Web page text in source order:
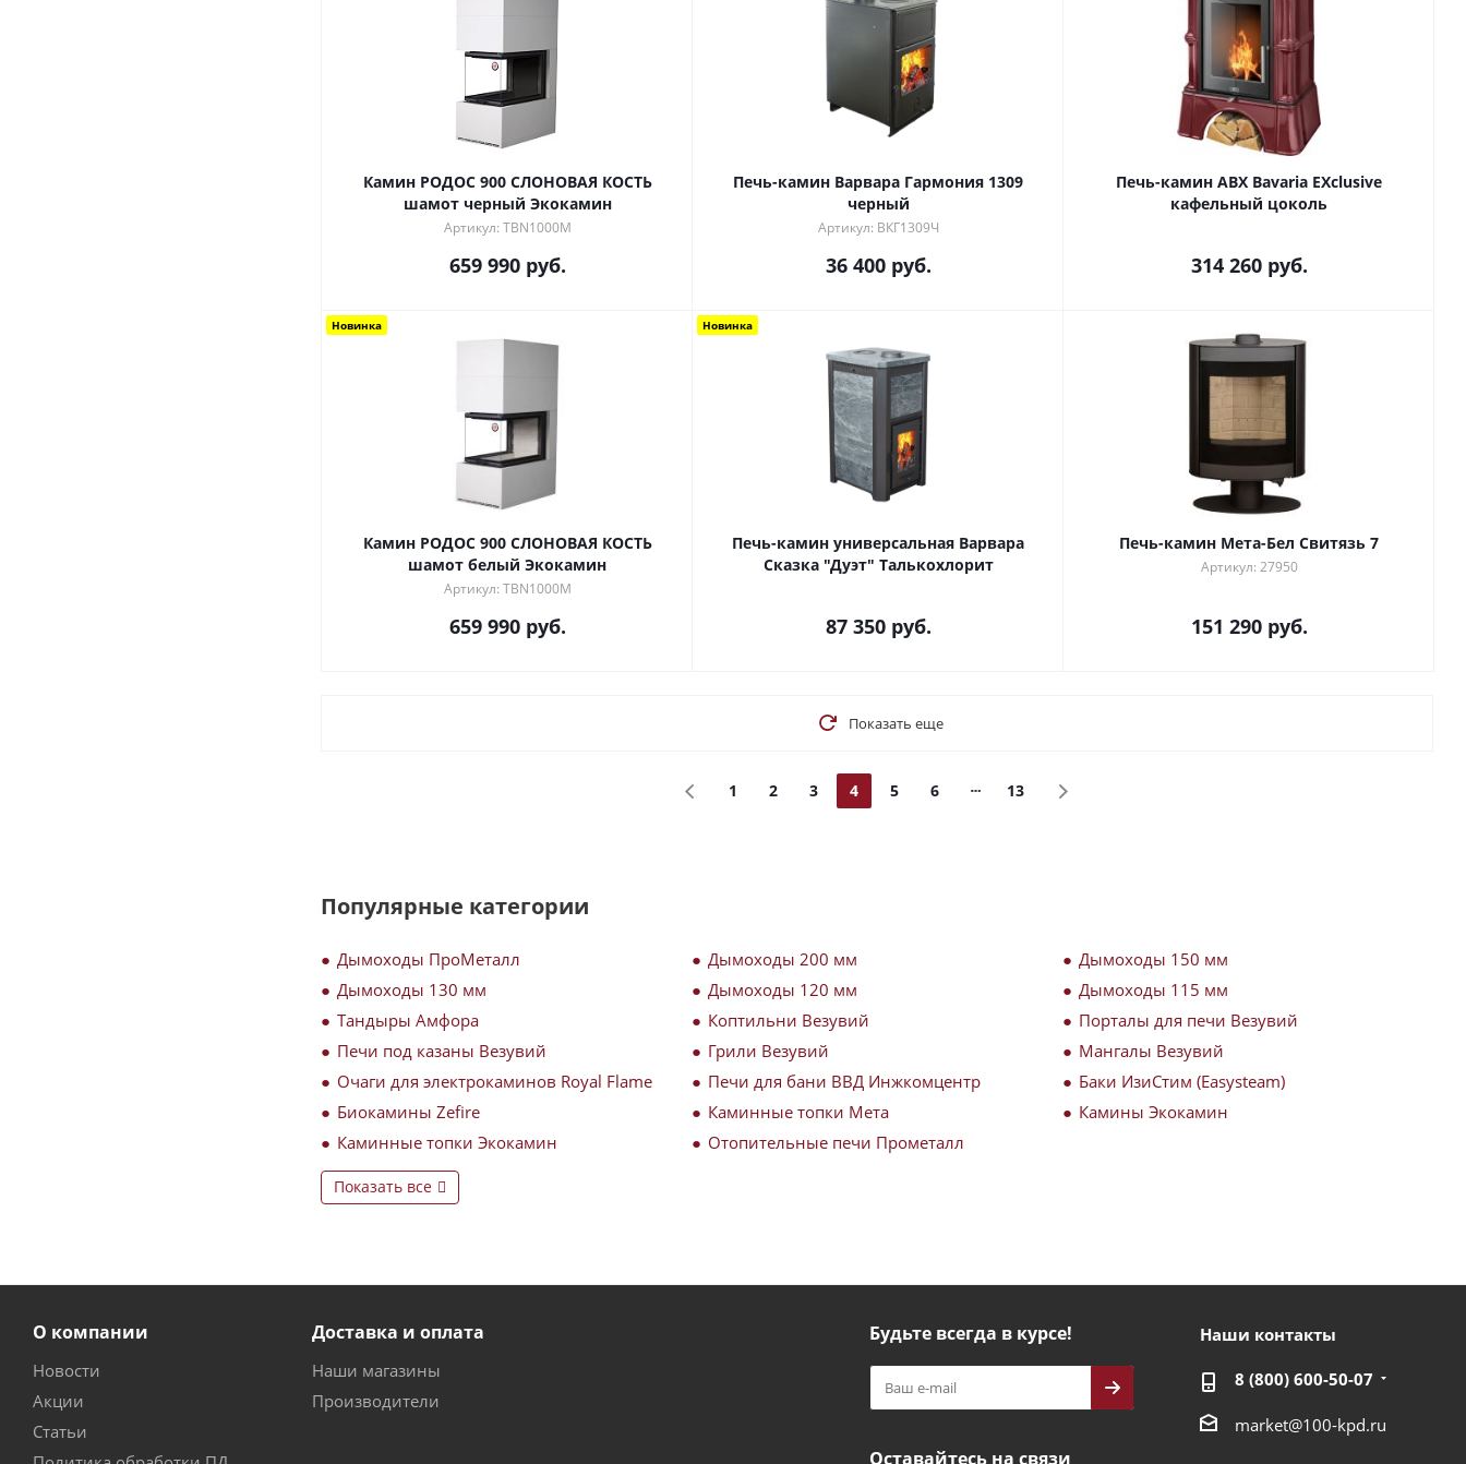
Камин РОДОС 900 СЛОНОВАЯ КОСТЬ
шамот черный Экокамин
Артикул: TBN1000M
659 990руб.
Печь-камин Варвара Гармония 1309
черный
Артикул: ВКГ1309Ч
36 400руб.
Печь-камин ABX Bavaria EXclusive
кафельный цоколь
314 260руб.
Новинка
Камин РОДОС 900 СЛОНОВАЯ КОСТЬ
шамот белый Экокамин
Артикул: TBN1000M
659 990руб.
Новинка
Печь-камин универсальная Варвара
Сказка "Дуэт" Талькохлорит
87 350руб.
Печь-камин Мета-Бел Свитязь 7
Артикул: 27950
151 290руб.
Показать еще
1 2 3 4 5 6 13
Популярные категории
Дымоходы ПроМеталл Дымоходы 200 мм
Дымоходы 150 мм
Дымоходы 130 мм
Дымоходы 120 мм
Дымоходы 115 мм
Тандыры Амфора
Коптильни Везувий
Порталы для печи Везувий
Печи под казаны Везувий
Грили Везувий
Мангалы Везувий
Очаги для электрокаминов Royal Flame
Печи для бани ВВД Инжкомцентр
Баки ИзиСтим (Easysteam)
Биокамины Zefire
Каминные топки Мета
Камины Экокамин
Каминные топки Экокамин
Отопительные печи Прометалл
Показать все
О компании
Новости
Акции
Статьи
Доставка и оплата
Наши магазины
Производители
Будьте всегда в курсе!
Оставайтесь на связи
Наши контакты
8 (800) 600-50-07
market@100-kpd.ru